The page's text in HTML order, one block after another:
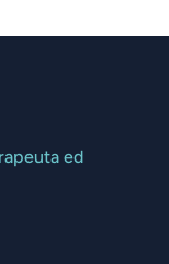
ed